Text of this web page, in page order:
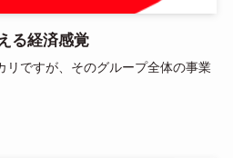
る経済感覚
リですが、そのグループ全体の事業